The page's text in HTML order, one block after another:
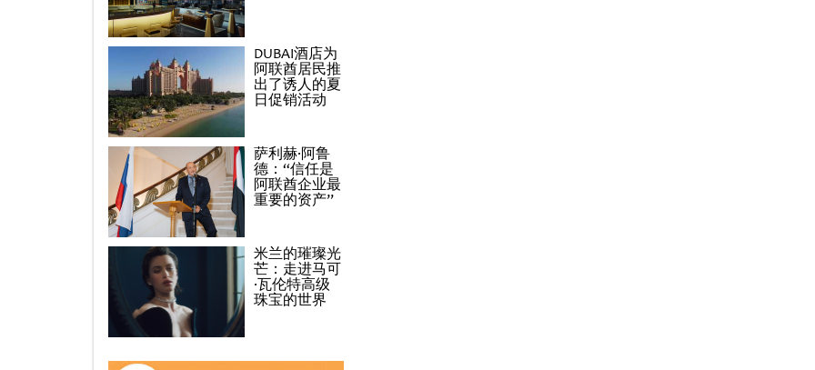
DUBAI酒店为
阿联酋居民推
出了诱人的夏
日促销活动
萨利赫·阿鲁
德：“信任是
阿联酋企业最
重要的资产”
米兰的璀璨光
芒：走进马可
·瓦伦特高级
珠宝的世界